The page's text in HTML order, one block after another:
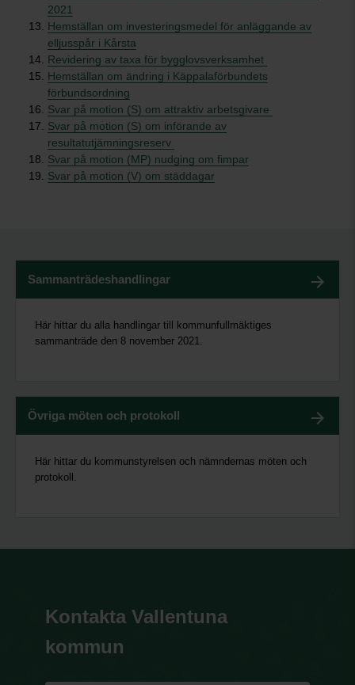
2021
Hemställan om investeringsmedel för anläggande av
elljusspår i Kårsta
Revidering av taxa för bygglovsverksamhet
Hemställan om ändring i Käppalaförbundets
förbundsordning
Svar på motion (S) om attraktiv arbetsgivare
Svar på motion (S) om införande av
resultatutjämningsreserv
Svar på motion (MP) nudging om fimpar
Svar på motion (V) om städdagar
Sammanträdeshandlingar
Här hittar du alla handlingar till kommunfullmäktiges
sammanträde den 8 november 2021.
Övriga möten och protokoll
Här hittar du kommunstyrelsen och nämndernas möten och
protokoll.
Kontakta Vallentuna
kommun